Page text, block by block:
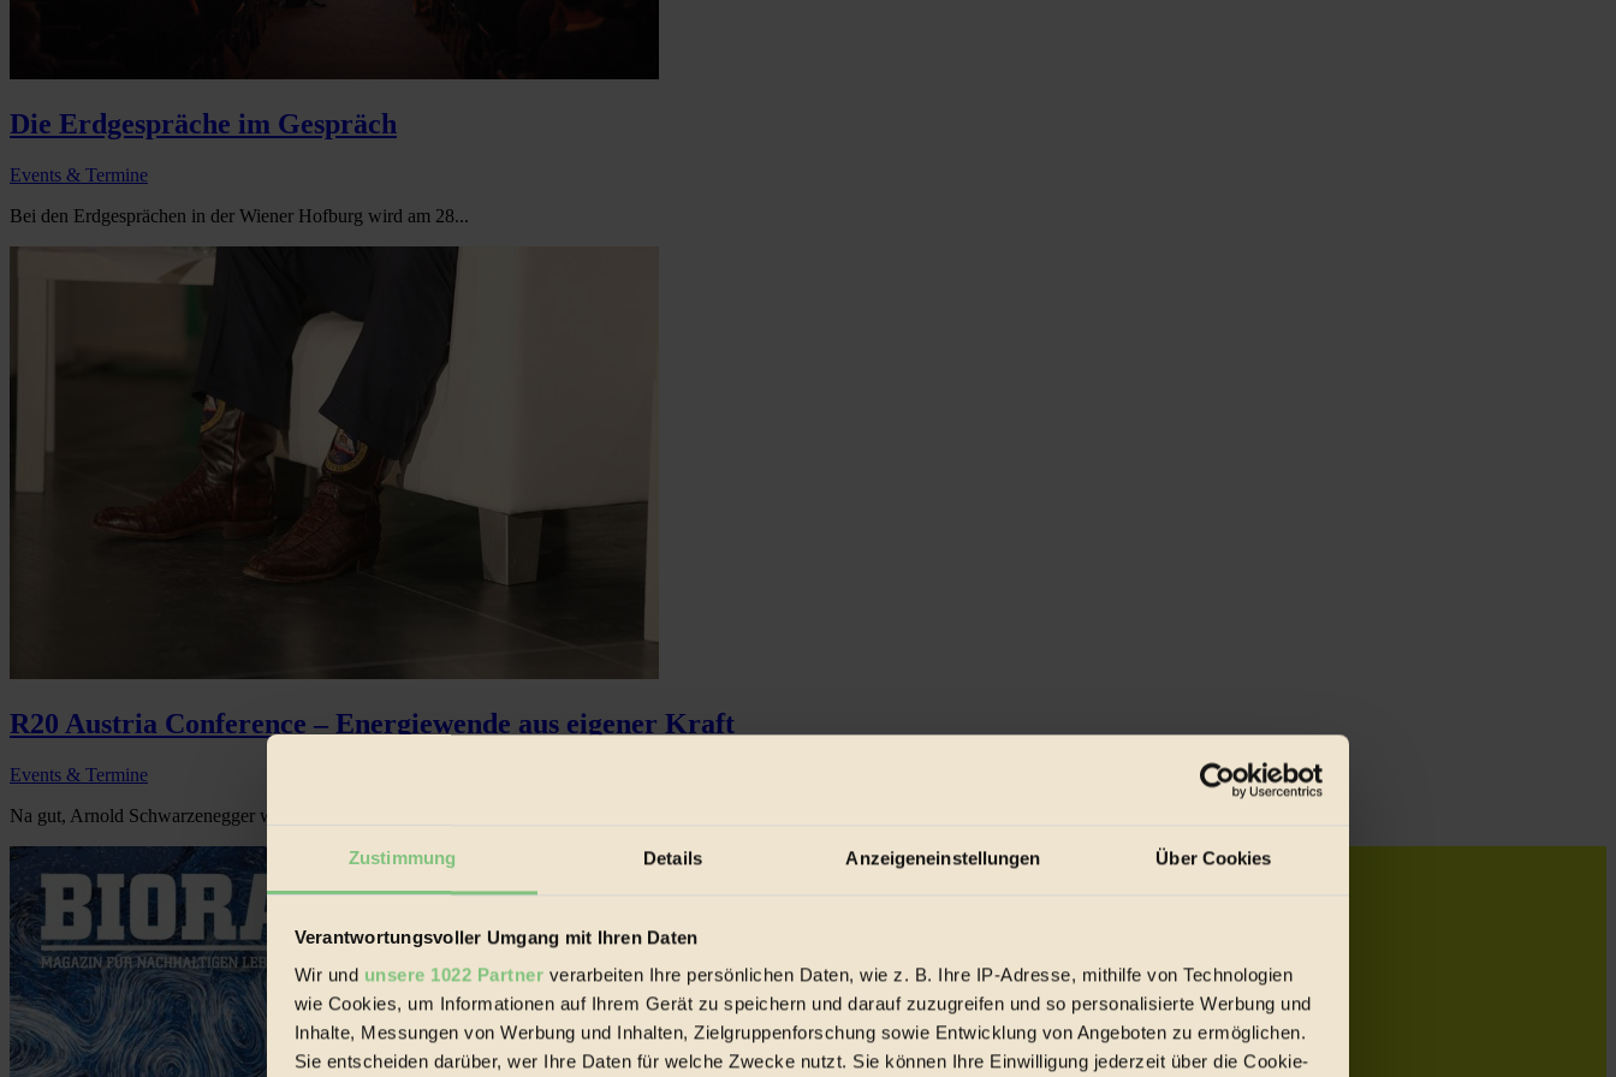
Zustimmung Details Anzeigeneinstellungen Über Cookies
Verantwortungsvoller Umgang mit Ihren Daten
Wir und unsere 1022 Partner verarbeiten Ihre persönlichen Daten, wie z. B. Ihre IP-Adresse, mithilfe von Technologien
wie Cookies, um Informationen auf Ihrem Gerät zu speichern und darauf zuzugreifen und so personalisierte Werbung und
Inhalte, Messungen von Werbung und Inhalten, Zielgruppenforschung sowie Entwicklung von Angeboten zu ermöglichen.
Sie entscheiden darüber, wer Ihre Daten für welche Zwecke nutzt. Sie können Ihre Einwilligung jederzeit über die Cookie-
Die Erdgespräche im Gespräch
Events & Termine
Bei den Erdgesprächen in der Wiener Hofburg wird am 28...
R20 Austria Conference – Energiewende aus eigener Kraft
Events & Termine
Na gut, Arnold Schwarzenegger wird zwar dieses Jahr nicht dabei sein, aber sein Umweltinitiative R20 tagt von 9...